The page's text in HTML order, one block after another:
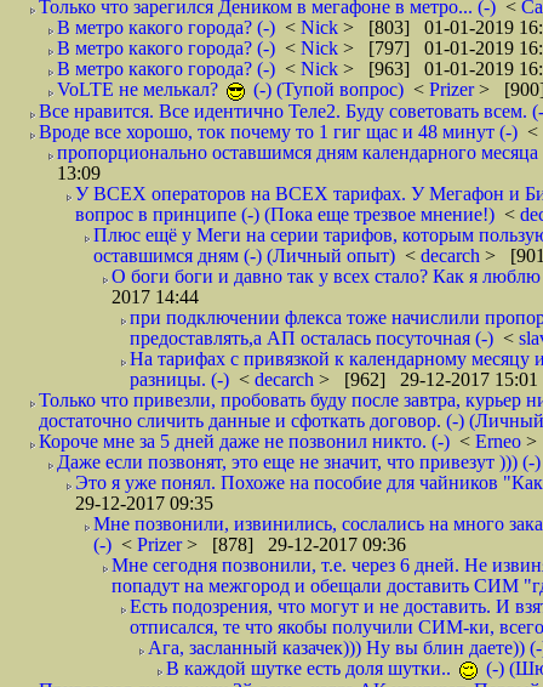
Только что зарегился Деником в мегафоне в метро... (-) <
В метро какого города? (-) < Nick > [803] 01-01-2019
В метро какого города? (-) < Nick > [797] 01-01-2019
В метро какого города? (-) < Nick > [963] 01-01-2019
VoLTE не мелькал?
(-) (Тупой вопрос) < Prizer>
Все нравится. Все идентично Теле2. Буду советовать всем.
Вроде все хорошо, ток почему то 1 гиг щас и 48 минут (-) <
пропорционально оставшимся дням календарного
13:09
У ВСЕХ операторов на ВСЕХ тарифах. У Мегафон и Би
вопрос в принципе (-) (Пока еще трезвое мнение!) <
Плюс ещё у Меги на серии тарифов, которым
оставшимся дням (-) (Личный опыт) < decarch >
О боги боги и давно так у всех стало? Как я
2017 14:44
при подключении флекса тоже начислили
предоставлять,а АП осталась посуточная (-) <
На тарифах с привязкой к календарному
разницы. (-) < decarch > [962] 29-12-2017 15:01
Только что привезли, пробовать буду после завтра,
достаточно сличить данные и сфоткать договор. (-)
Короче мне за 5 дней даже не позвонил никто. (-) < Erneo >
Даже если позвонят, это еще не значит, что привезут ))) (-)
Это я уже понял. Похоже на пособие для чайников
29-12-2017 09:35
Мне позвонили, извинились, сослались на много
(-) < Prizer> [878] 29-12-2017 09:36
Мне сегодня позвонили, т.е. через 6 дней. Не
попадут на межгород и обещали доставить СИМ
Есть подозрения, что могут и не доставить. И
отписался, те что якобы получили СИМ-ки,
Ага, засланный казачек))) Ну вы блин даете))
В каждой шутке есть доля шутки..
(-)